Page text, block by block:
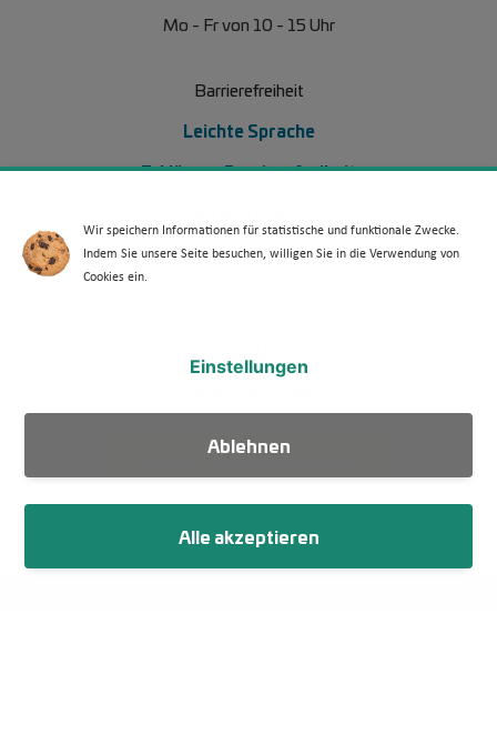
Mo - Fr von 10 - 15 Uhr
Barrierefreiheit
Leichte Sprache
Erklärung Barrierefreiheit
Footer Menü 2 (WdKA 26)
Archiv
Wir speichern Informationen für statistische und funktionale Zwecke.
Indem Sie unsere Seite besuchen, willigen Sie in die Verwendung von
Cookies ein.
Ablehnen
Einstellungen
Alle akzeptieren